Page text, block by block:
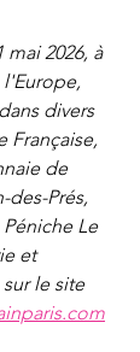
2026, à
divers
Française,
de
des-Prés,
Le
et
le site